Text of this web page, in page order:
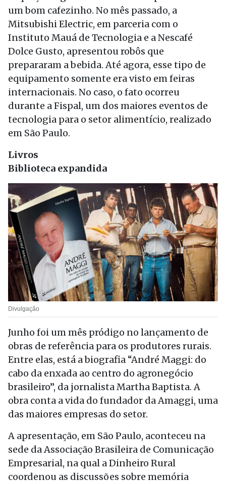
um bom cafezinho. No mês passado, a
Mitsubishi Electric, em parceria com o
Instituto Mauá de Tecnologia e a Nescafé
Dolce Gusto, apresentou robôs que
prepararam a bebida. Até agora, esse tipo de
equipamento somente era visto em feiras
internacionais. No caso, o fato ocorreu
durante a Fispal, um dos maiores eventos de
tecnologia para o setor alimentício, realizado
em São Paulo.
Livros
Biblioteca expandida
Divulgação
Junho foi um mês pródigo no lançamento de
obras de referência para os produtores rurais.
Entre elas, está a biografia “André Maggi: do
cabo da enxada ao centro do agronegócio
brasileiro”, da jornalista Martha Baptista. A
obra conta a vida do fundador da Amaggi, uma
das maiores empresas do setor.
A apresentação, em São Paulo, aconteceu na
sede da Associação Brasileira de Comunicação
Empresarial, na qual a Dinheiro Rural
coordenou as discussões sobre memória